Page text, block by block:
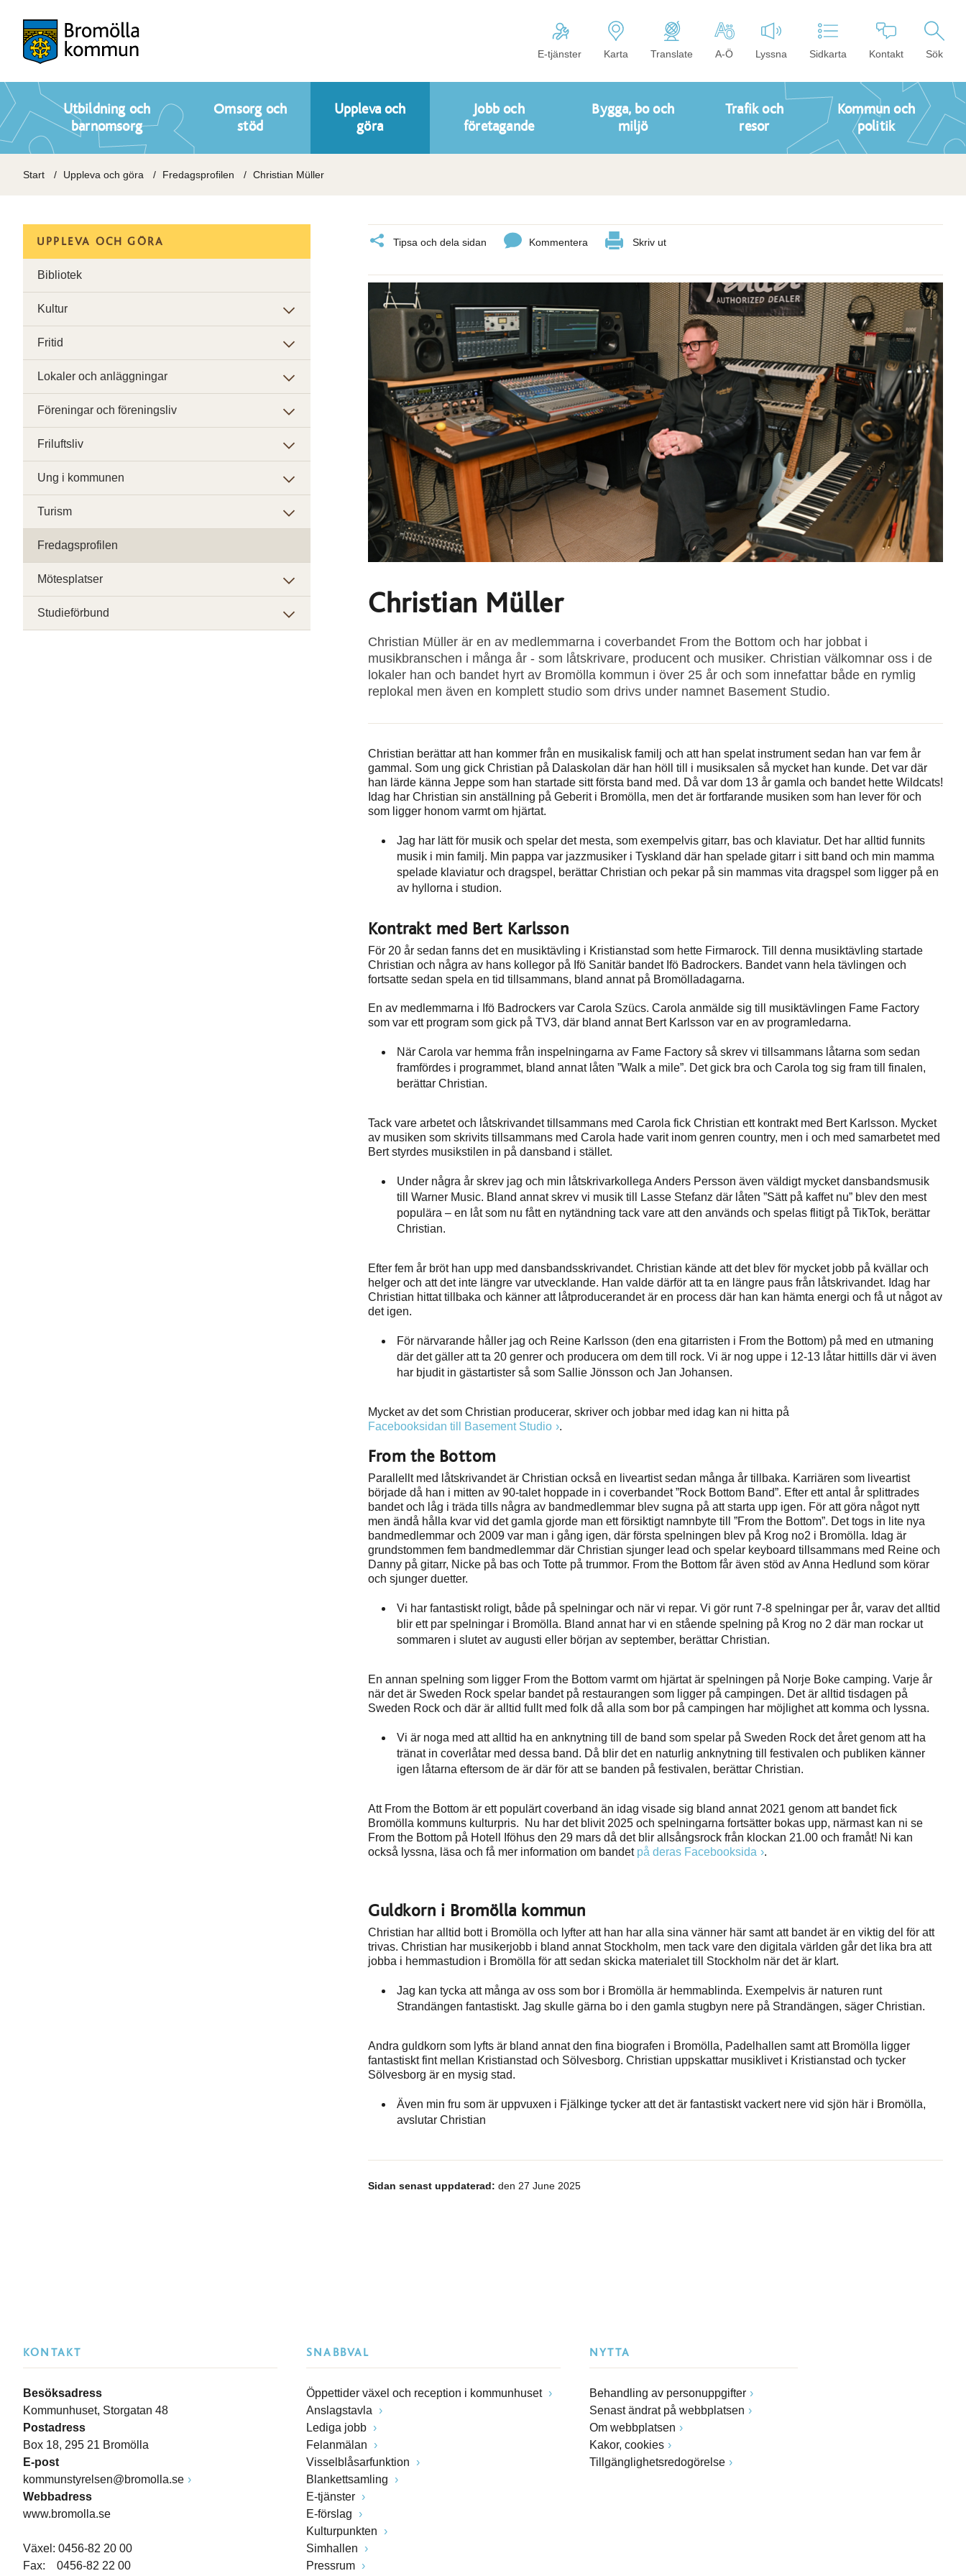
E-tjänster Karta Translate A-Ö Lyssna Sidkarta Kontakt Sök
Utbildning och
barnomsorg
Omsorg och
stöd
Uppleva och
göra
Jobb och
företagande
Bygga, bo och
miljö
Trafik och
resor
Kommun och
politik
Start Uppleva och göra Fredagsprofilen Christian Müller
Tipsa och dela sidan Kommentera Skriv ut
Christian Müller
Christian Müller är en av medlemmarna i coverbandet From the Bottom och har jobbat i
musikbranschen i många år - som låtskrivare, producent och musiker. Christian välkomnar oss i de
lokaler han och bandet hyrt av Bromölla kommun i över 25 år och som innefattar både en rymlig
replokal men även en komplett studio som drivs under namnet Basement Studio.
Christian berättar att han kommer från en musikalisk familj och att han spelat instrument sedan han var fem år
gammal. Som ung gick Christian på Dalaskolan där han höll till i musiksalen så mycket han kunde. Det var där
han lärde känna Jeppe som han startade sitt första band med. Då var dom 13 år gamla och bandet hette Wildcats!
Idag har Christian sin anställning på Geberit i Bromölla, men det är fortfarande musiken som han lever för och
som ligger honom varmt om hjärtat.
Jag har lätt för musik och spelar det mesta, som exempelvis gitarr, bas och klaviatur. Det har alltid funnits
musik i min familj. Min pappa var jazzmusiker i Tyskland där han spelade gitarr i sitt band och min mamma
spelade klaviatur och dragspel, berättar Christian och pekar på sin mammas vita dragspel som ligger på en
av hyllorna i studion.
Kontrakt med Bert Karlsson
För 20 år sedan fanns det en musiktävling i Kristianstad som hette Firmarock. Till denna musiktävling startade
Christian och några av hans kollegor på Ifö Sanitär bandet Ifö Badrockers. Bandet vann hela tävlingen och
fortsatte sedan spela en tid tillsammans, bland annat på Bromölladagarna.
En av medlemmarna i Ifö Badrockers var Carola Szücs. Carola anmälde sig till musiktävlingen Fame Factory
som var ett program som gick på TV3, där bland annat Bert Karlsson var en av programledarna.
När Carola var hemma från inspelningarna av Fame Factory så skrev vi tillsammans låtarna som sedan
framfördes i programmet, bland annat låten ”Walk a mile”. Det gick bra och Carola tog sig fram till finalen,
berättar Christian.
Tack vare arbetet och låtskrivandet tillsammans med Carola fick Christian ett kontrakt med Bert Karlsson. Mycket
av musiken som skrivits tillsammans med Carola hade varit inom genren country, men i och med samarbetet med
Bert styrdes musikstilen in på dansband i stället.
Under några år skrev jag och min låtskrivarkollega Anders Persson även väldigt mycket dansbandsmusik
till Warner Music. Bland annat skrev vi musik till Lasse Stefanz där låten ”Sätt på kaffet nu” blev den mest
populära – en låt som nu fått en nytändning tack vare att den används och spelas flitigt på TikTok, berättar
Christian.
Efter fem år bröt han upp med dansbandsskrivandet. Christian kände att det blev för mycket jobb på kvällar och
helger och att det inte längre var utvecklande. Han valde därför att ta en längre paus från låtskrivandet. Idag har
Christian hittat tillbaka och känner att låtproducerandet är en process där han kan hämta energi och få ut något av
det igen.
För närvarande håller jag och Reine Karlsson (den ena gitarristen i From the Bottom) på med en utmaning
där det gäller att ta 20 genrer och producera om dem till rock. Vi är nog uppe i 12-13 låtar hittills där vi även
har bjudit in gästartister så som Sallie Jönsson och Jan Johansen.
Mycket av det som Christian producerar, skriver och jobbar med idag kan ni hitta på
Facebooksidan till Basement Studio
.
From the Bottom
Parallellt med låtskrivandet är Christian också en liveartist sedan många år tillbaka. Karriären som liveartist
började då han i mitten av 90-talet hoppade in i coverbandet ”Rock Bottom Band”. Efter ett antal år splittrades
bandet och låg i träda tills några av bandmedlemmar blev sugna på att starta upp igen. För att göra något nytt
men ändå hålla kvar vid det gamla gjorde man ett försiktigt namnbyte till ”From the Bottom”. Det togs in lite nya
bandmedlemmar och 2009 var man i gång igen, där första spelningen blev på Krog no2 i Bromölla. Idag är
grundstommen fem bandmedlemmar där Christian sjunger lead och spelar keyboard tillsammans med Reine och
Danny på gitarr, Nicke på bas och Totte på trummor. From the Bottom får även stöd av Anna Hedlund som körar
och sjunger duetter.
Vi har fantastiskt roligt, både på spelningar och när vi repar. Vi gör runt 7-8 spelningar per år, varav det alltid
blir ett par spelningar i Bromölla. Bland annat har vi en stående spelning på Krog no 2 där man rockar ut
sommaren i slutet av augusti eller början av september, berättar Christian.
En annan spelning som ligger From the Bottom varmt om hjärtat är spelningen på Norje Boke camping. Varje år
när det är Sweden Rock spelar bandet på restaurangen som ligger på campingen. Det är alltid tisdagen på
Sweden Rock och där är alltid fullt med folk då alla som bor på campingen har möjlighet att komma och lyssna.
Vi är noga med att alltid ha en anknytning till de band som spelar på Sweden Rock det året genom att ha
tränat in coverlåtar med dessa band. Då blir det en naturlig anknytning till festivalen och publiken känner
igen låtarna eftersom de är där för att se banden på festivalen, berättar Christian.
Att From the Bottom är ett populärt coverband än idag visade sig bland annat 2021 genom att bandet fick
Bromölla kommuns kulturpris. Nu har det blivit 2025 och spelningarna fortsätter bokas upp, närmast kan ni se
From the Bottom på Hotell Iföhus den 29 mars då det blir allsångsrock från klockan 21.00 och framåt! Ni kan
också lyssna, läsa och få mer information om bandet på deras Facebooksida .
Guldkorn i Bromölla kommun
Christian har alltid bott i Bromölla och lyfter att han har alla sina vänner här samt att bandet är en viktig del för att
trivas. Christian har musikerjobb i bland annat Stockholm, men tack vare den digitala världen går det lika bra att
jobba i hemmastudion i Bromölla för att sedan skicka materialet till Stockholm när det är klart.
Jag kan tycka att många av oss som bor i Bromölla är hemmablinda. Exempelvis är naturen runt
Strandängen fantastiskt. Jag skulle gärna bo i den gamla stugbyn nere på Strandängen, säger Christian.
Andra guldkorn som lyfts är bland annat den fina biografen i Bromölla, Padelhallen samt att Bromölla ligger
fantastiskt fint mellan Kristianstad och Sölvesborg. Christian uppskattar musiklivet i Kristianstad och tycker
Sölvesborg är en mysig stad.
Även min fru som är uppvuxen i Fjälkinge tycker att det är fantastiskt vackert nere vid sjön här i Bromölla,
avslutar Christian
Sidan senast uppdaterad: den 27 June 2025
UPPLEVA OCH GÖRA
Bibliotek
Kultur
Fritid
Lokaler och anläggningar
Föreningar och föreningsliv
Friluftsliv
Ung i kommunen
Turism
Fredagsprofilen
Mötesplatser
Studieförbund
KONTAKT
Besöksadress
Kommunhuset, Storgatan 48
Postadress
Box 18, 295 21 Bromölla
E-post
kommunstyrelsen@bromolla.se
Webbadress
www.bromolla.se
Växel: 0456-82 20 00
Fax: 0456-82 22 00
SNABBVAL
Öppettider växel och reception i kommunhuset
Anslagstavla
Lediga jobb
Felanmälan
Visselblåsarfunktion
Blankettsamling
E-tjänster
E-förslag
Kulturpunkten
Simhallen
Pressrum
NYTTA
Behandling av personuppgifter
Senast ändrat på webbplatsen
Om webbplatsen
Kakor, cookies
Tillgänglighetsredogörelse